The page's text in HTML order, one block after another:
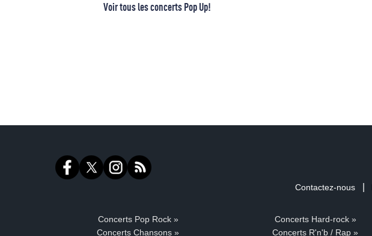
Voir tous les concerts Pop Up!
Contactez-nous
Concerts Pop Rock »
Concerts Chansons »
Concerts Hard-rock »
Concerts R'n'b / Rap »